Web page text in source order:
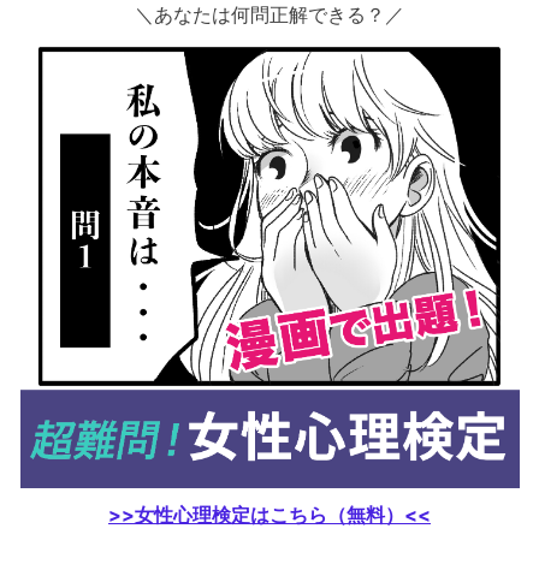
＼あなたは何問正解できる？／
>>女性心理検定はこちら（無料）<<